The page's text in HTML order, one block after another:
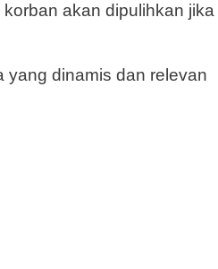
akan dipulihkan jika
yang dinamis dan relevan